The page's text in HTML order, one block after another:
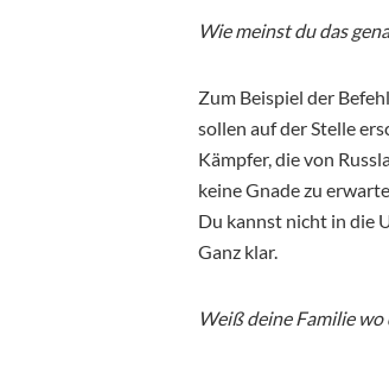
Wie meinst du das
Zum Beispiel der
sollen auf der Stelle
Kämpfer, die von
keine Gnade zu
Du kannst nicht in die
Ganz klar.
Weiß deine Familie